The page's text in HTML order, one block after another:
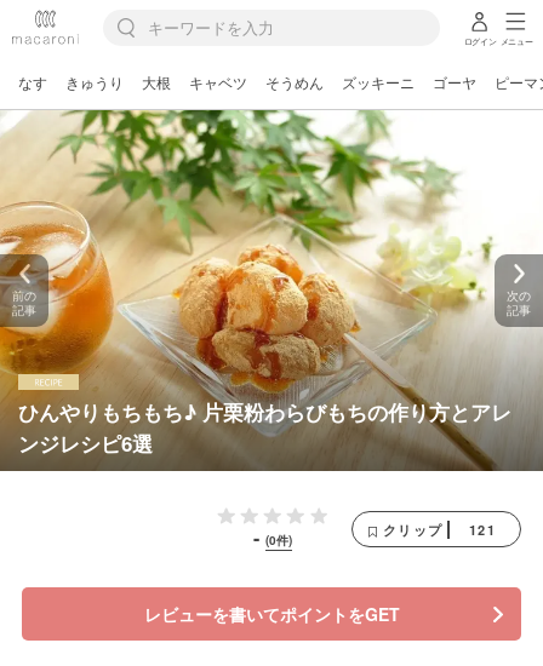
ログイン メニュー
なす きゅうり 大根 キャベツ そうめん ズッキーニ ゴーヤ ピーマ
ひんやりもちもち♪ 片栗粉わらびもちの作り方とアレ
ンジレシピ6選
前の
記事
次の
記事
- (0件)
クリップ 121
レビューを書いてポイントをGET